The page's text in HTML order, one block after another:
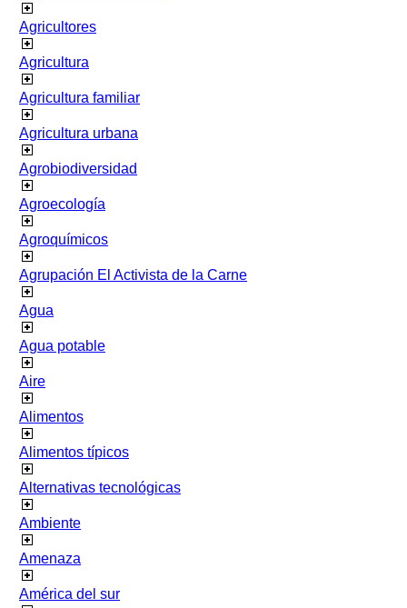
Agricultores
Agricultura
Agricultura familiar
Agricultura urbana
Agrobiodiversidad
Agroecología
Agroquímicos
Agrupación El Activista de la Carne
Agua
Agua potable
Aire
Alimentos
Alimentos típicos
Alternativas tecnológicas
Ambiente
Amenaza
América del sur